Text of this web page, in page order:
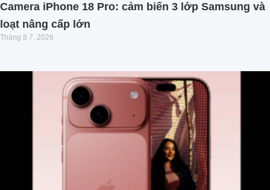
Camera iPhone 18 Pro: cảm biến 3 lớp Samsung và
loạt nâng cấp lớn
Tháng 8 7, 2026